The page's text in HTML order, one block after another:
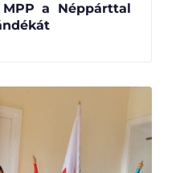
a Néppárttal